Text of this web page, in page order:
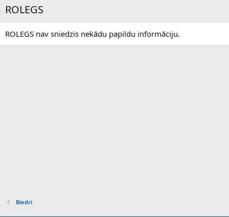
ROLEGS
ROLEGS nav sniedzis nekādu papildu informāciju.
Biedri